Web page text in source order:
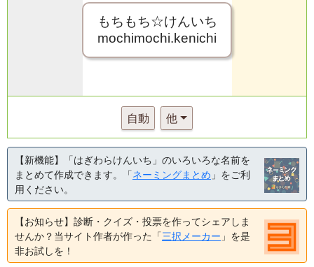
もちもち☆けんいち
mochimochi.kenichi
自動 他
【新機能】「はぎわらけんいち」のいろいろな名前を
まとめて作成できます。「ネーミングまとめ 」をご利
用ください。
【お知らせ】診断・クイズ・投票を作ってシェアしま
せんか？当サイト作者が作った「三択メーカー 」を是
非お試しを！